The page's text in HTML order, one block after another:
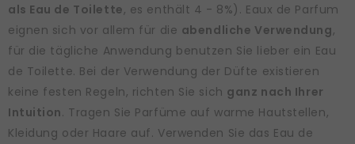
als Eau de Toilette, es enthält 4 - 8%). Eaux de Parfum
eignen sich vor allem für die abendliche Verwendung,
für die tägliche Anwendung benutzen Sie lieber ein Eau
de Toilette. Bei der Verwendung der Düfte existieren
keine festen Regeln, richten Sie sich ganz nach Ihrer
Intuition. Tragen Sie Parfüme auf warme Hautstellen,
Kleidung oder Haare auf. Verwenden Sie das Eau de